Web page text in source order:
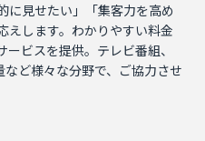
に見せたい」「集客力を高め
えします。わかりやすい料金
ビスを提供。テレビ番組、
ど様々な分野で、ご協力させ